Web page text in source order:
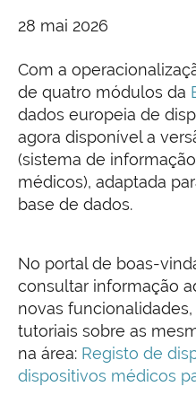
28 mai 2026
Com a
de quatro módulos da
dados europeia de
agora disponível a
(sistema de
médicos), adaptada
base de dados.
No portal de boas-
consultar informação
novas
tutoriais sobre as
na área: Registo de
dispositivos médicos